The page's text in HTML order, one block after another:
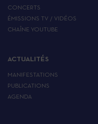
CONCERTS
ÉMISSIONS TV / VIDÉOS
CHAÎNE YOUTUBE
ACTUALITÉS
MANIFESTATIONS
PUBLICATIONS
AGENDA